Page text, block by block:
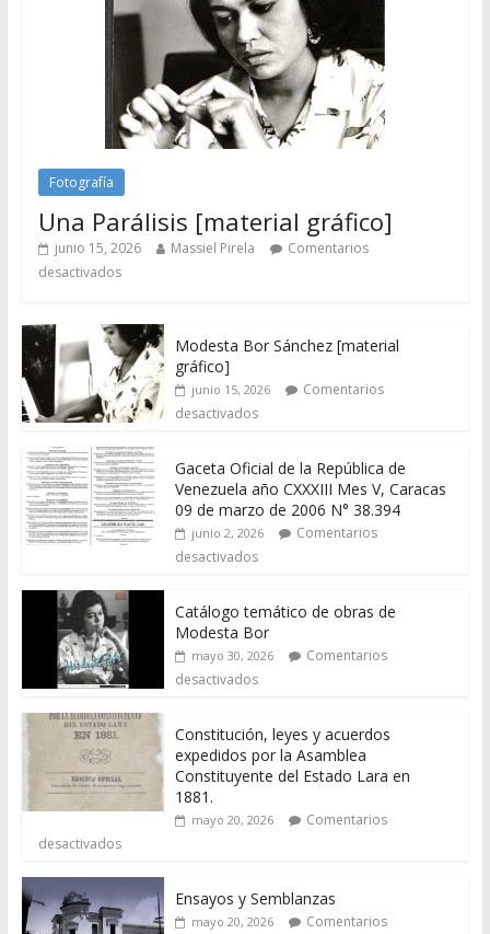
Fotografía
Una Parálisis [material gráfico]
junio 15, 2026 Massiel Pirela
Comentarios
desactivados
Modesta Bor Sánchez [material
gráfico]
junio 15, 2026
Comentarios
desactivados
Gaceta Oficial de la República de
Venezuela año CXXXIII Mes V, Caracas
09 de marzo de 2006 N° 38.394
junio 2, 2026
Comentarios
desactivados
Catálogo temático de obras de
Modesta Bor
mayo 30, 2026
Comentarios
desactivados
Constitución, leyes y acuerdos
expedidos por la Asamblea
Constituyente del Estado Lara en
1881.
mayo 20, 2026
Comentarios
desactivados
Ensayos y Semblanzas
mayo 20, 2026
Comentarios